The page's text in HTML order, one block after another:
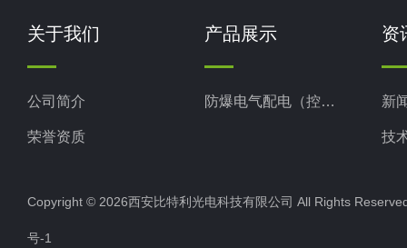
关于我们
公司简介
荣誉资质
产品展示
防爆电气配电（控制）产品
资
新
技
Copyright © 2026西安比特利光电科技有限公司 All Rights
号-1